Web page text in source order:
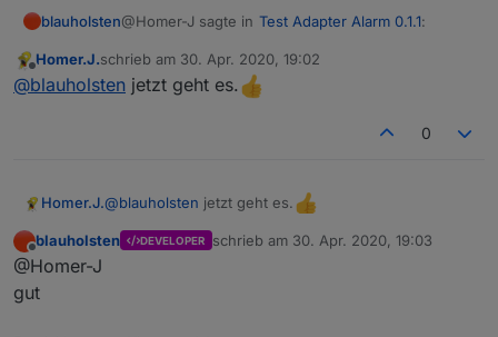
blauholsten@Homer-J sagte in Test Adapter Alarm 0.1.1:
@blauholsten über den Testbutton
funktioniert jetzt die Textausgabe.
Sollen jetzt die Texte genau so Ausgegeben
Offline
Homer.J.schrieb am 30. Apr. 2020, 19:02
zuletzt editiert von
@blauholsten jetzt geht es.
0
Homer.J.@blauholsten jetzt geht es.
Offline
blauholsten DEVELOPER schrieb am 30. Apr. 2020, 19:03
zuletzt editiert von
@Homer-J
gut